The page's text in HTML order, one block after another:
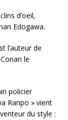
d’oeil,
Edogawa.
l’auteur de
le
policier
Ranpo » vient
du style :